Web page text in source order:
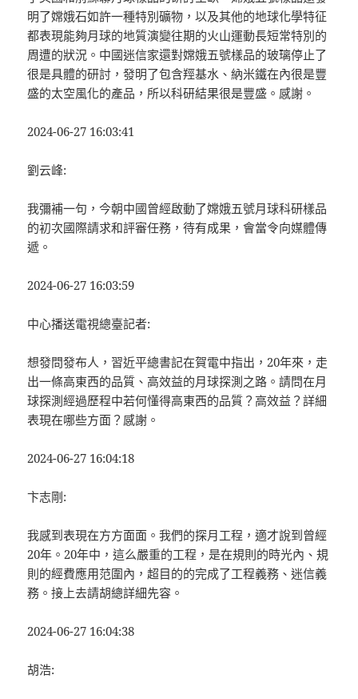
明了嫦娥石如許一種特別礦物，以及其他的地球化學特征
都表現能夠月球的地質演變往期的火山運動長短常特別的
周遭的狀況。中國迷信家還對嫦娥五號樣品的玻璃停止了
很是具體的研討，發明了包含羥基水、納米鐵在內很是豐
盛的太空風化的產品，所以科研結果很是豐盛。感謝。
2024-06-27 16:03:41
劉云峰:
我彌補一句，今朝中國曾經啟動了嫦娥五號月球科研樣品
的初次國際請求和評審任務，待有成果，會當令向媒體傳
遞。
2024-06-27 16:03:59
中心播送電視總臺記者:
想發問發布人，習近平總書記在賀電中指出，20年來，走
出一條高東西的品質、高效益的月球探測之路。請問在月
球探測經過歷程中若何懂得高東西的品質？高效益？詳細
表現在哪些方面？感謝。
2024-06-27 16:04:18
卞志剛:
我感到表現在方方面面。我們的探月工程，適才說到曾經
20年。20年中，這么嚴重的工程，是在規則的時光內、規
則的經費應用范圍內，超目的的完成了工程義務、迷信義
務。接上去請胡總詳細先容。
2024-06-27 16:04:38
胡浩: